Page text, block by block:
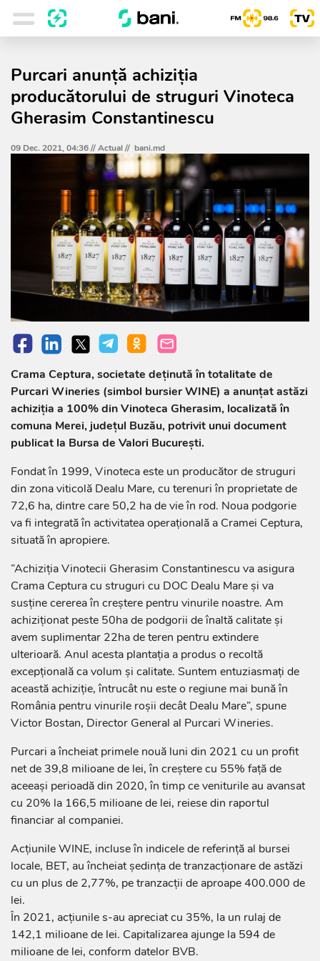
Purcari anunţă achiziţia
producătorului de struguri Vinoteca
Gherasim Constantinescu
09 Dec. 2021, 04:36 //Actual// bani.md
Crama Ceptura, societate deţinută în totalitate de
Purcari Wineries (simbol bursier WINE) a anunţat astăzi
achiziţia a 100% din Vinoteca Gherasim, localizată în
comuna Merei, judeţul Buzău, potrivit unui document
publicat la Bursa de Valori Bucureşti.
Fondat în 1999, Vinoteca este un producător de struguri
din zona viticolă Dealu Mare, cu terenuri în proprietate de
72,6 ha, dintre care 50,2 ha de vie în rod. Noua podgorie
va fi integrată în activitatea operaţională a Cramei Ceptura,
situată în apropiere.
”Achiziţia Vinotecii Gherasim Constantinescu va asigura
Crama Ceptura cu struguri cu DOC Dealu Mare şi va
susţine cererea în creştere pentru vinurile noastre. Am
achiziţionat peste 50ha de podgorii de înaltă calitate şi
avem suplimentar 22ha de teren pentru extindere
ulterioară. Anul acesta plantaţia a produs o recoltă
excepţională ca volum şi calitate. Suntem entuziasmaţi de
această achiziţie, întrucât nu este o regiune mai bună în
România pentru vinurile roşii decât Dealu Mare”, spune
Victor Bostan, Director General al Purcari Wineries.
Purcari a încheiat primele nouă luni din 2021 cu un profit
net de 39,8 milioane de lei, în creştere cu 55% faţă de
aceeaşi perioadă din 2020, în timp ce veniturile au avansat
cu 20% la 166,5 milioane de lei, reiese din raportul
financiar al companiei.
Acţiunile WINE, incluse în indicele de referinţă al bursei
locale, BET, au încheiat şedinţa de tranzacţionare de astăzi
cu un plus de 2,77%, pe tranzacţii de aproape 400.000 de
lei.
În 2021, acţiunile s-au apreciat cu 35%, la un rulaj de
142,1 milioane de lei. Capitalizarea ajunge la 594 de
milioane de lei, conform datelor BVB.